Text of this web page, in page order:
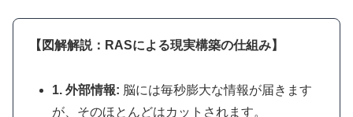
【図解解説：RASによる現実構築の仕組み】
1. 外部情報: 脳には毎秒膨大な情報が届きます
が、そのほとんどはカットされます。